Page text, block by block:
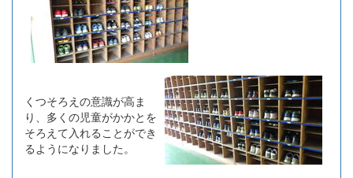
くつそろえの意識が高ま
り、多くの児童がかかとを
そろえて入れることができ
るようになりました。